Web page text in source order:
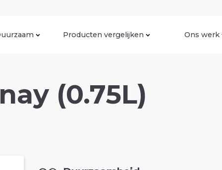
Producten vergelijken Ons werk
(0.75L)